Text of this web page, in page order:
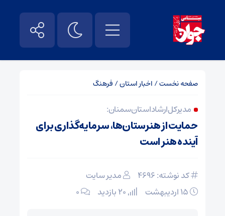
صفحه نخست/ اخبار استان/ فرهنگ
مدیرکل ارشاد استان سمنان:
حمایت از هنرستان‌ها، سرمایه‌گذاری برای
آینده هنر است
کد نوشته: 4696
مدیر سایت
۰